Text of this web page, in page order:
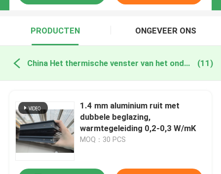
PRODUCTEN ONGEVEER ONS
China Het thermische venster van het onderbrekingsaluminium (11)
1.4 mm aluminium ruit met
dubbele beglazing,
warmtegeleiding 0,2-0,3 W/mK
MOQ：30 PCS